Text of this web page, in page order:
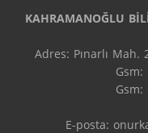
KAHRAMANOĞLU
Adres: Pınarlı
Gsm:
Gsm:
E-posta: